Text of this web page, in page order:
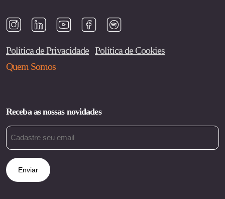
Política de Privacidade Política de Cookies
Quem Somos
Receba as nossas novidades
Email